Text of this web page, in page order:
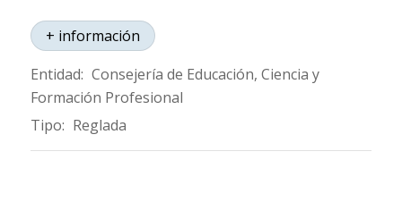
+ información
Entidad: Consejería de Educación, Ciencia y
Formación Profesional
Tipo: Reglada